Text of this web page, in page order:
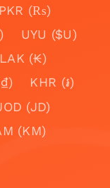
PKR (₨)
UYU ($U)
LAK (₭)
KHR (៛)
(JD)
(KM)